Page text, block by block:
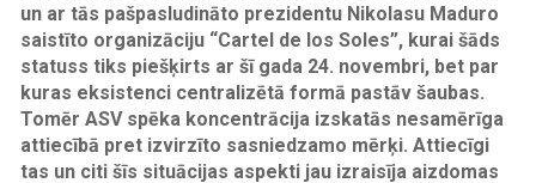
un ar tās pašpasludināto prezidentu Nikolasu Maduro
saistīto organizāciju “Cartel de los Soles”, kurai šāds
statuss tiks piešķirts ar šī gada 24. novembri, bet par
kuras eksistenci centralizētā formā pastāv šaubas.
Tomēr ASV spēka koncentrācija izskatās nesamērīga
attiecībā pret izvirzīto sasniedzamo mērķi. Attiecīgi
tas un citi šīs situācijas aspekti jau izraisīja aizdomas